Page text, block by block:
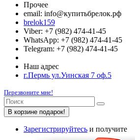
Прочее
email: info@купитьбрелок.рф
brelok159
Viber: +7 (982) 474-41-45
WhatsApp: +7 (982) 474-41-45
Telegram: +7 (982) 474-41-45
Наш адрес
г.Пермь ул.Уинская 7 оф.5
Перезвоните мне!
В корзине подарок!
Зарегистрируйтесь и получите